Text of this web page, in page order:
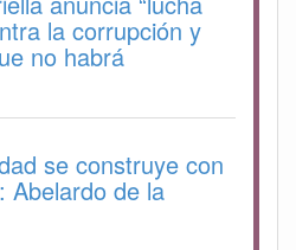
la corrupción y
no habrá
se construye con
Abelardo de la